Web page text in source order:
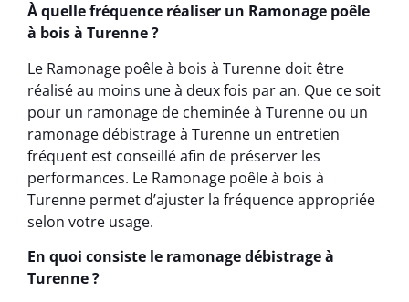
À quelle fréquence réaliser un Ramonage poêle
à bois à Turenne ?
Le Ramonage poêle à bois à Turenne doit être
réalisé au moins une à deux fois par an. Que ce soit
pour un ramonage de cheminée à Turenne ou un
ramonage débistrage à Turenne un entretien
fréquent est conseillé afin de préserver les
performances. Le Ramonage poêle à bois à
Turenne permet d’ajuster la fréquence appropriée
selon votre usage.
En quoi consiste le ramonage débistrage à
Turenne ?